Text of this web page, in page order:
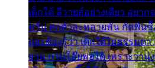
เด็กใต้ ลีวายส์อย่างเดียว อยา
หวั่น ตกตัวละหลายพัน กัดฟันซื้
และต้องรู้ว่า เด็กใต้ไม่ธรรมดา
ยวน กวนโอ๊ยพอได้ เพราะว่านุ่